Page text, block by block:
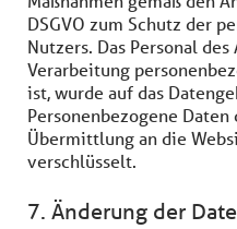
DSGVO zum Schutz der
Nutzers. Das Personal
Verarbeitung
ist, wurde auf das
Personenbezogene
Übermittlung an die
verschlüsselt.
7. Änderung der